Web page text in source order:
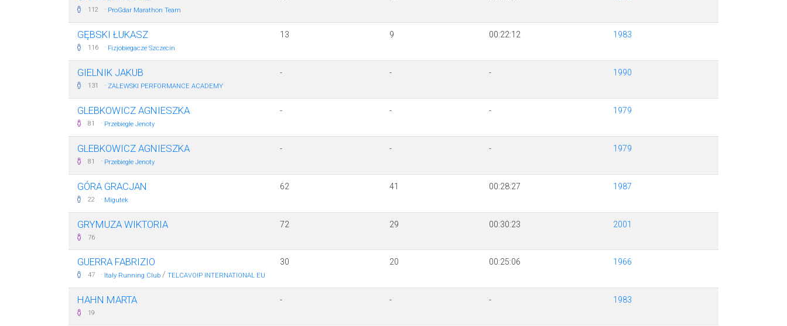
112 · ProGdar Marathon Team
GĘBSKI ŁUKASZ
116 · Fizjobiegacze Szczecin
13 9 00:22:12 1983
GIELNIK JAKUB
131 · ZALEWSKI PERFORMANCE ACADEMY
- - - 1990
GLEBKOWICZ AGNIESZKA
81 · Przebiegłe Jenoty
- - - 1979
GLEBKOWICZ AGNIESZKA
81 · Przebiegłe Jenoty
- - - 1979
GÓRA GRACJAN
22 · Migutek
62 41 00:28:27 1987
GRYMUZA WIKTORIA
76
72 29 00:30:23 2001
GUERRA FABRIZIO
47 · Italy Running Club / TELCAVOIP INTERNATIONAL EU
30 20 00:25:06 1966
HAHN MARTA
19
- - - 1983